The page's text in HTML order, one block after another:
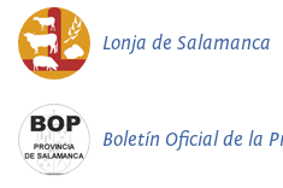
Lonja de Salamanca
Boletín Oficial de la